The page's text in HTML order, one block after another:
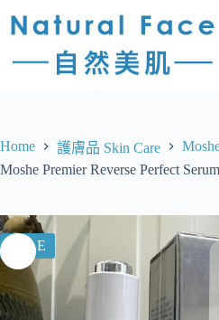
Home 護膚品 Skin Care
Moshe Premier Reverse Perfect
SALE